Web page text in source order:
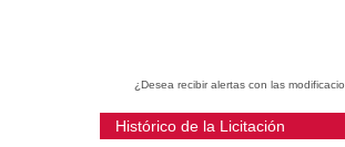
¿Desea recibir alertas con las
Histórico de la Licitación